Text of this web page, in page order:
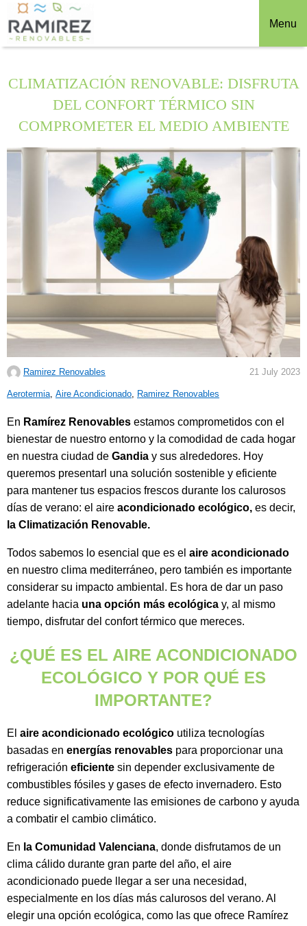
Menu
CLIMATIZACIÓN RENOVABLE: DISFRUTA
DEL CONFORT TÉRMICO SIN
COMPROMETER EL MEDIO AMBIENTE
Ramirez Renovables 21 July 2023
C
t
e
g
o
r
i
e
s
Aerotermia Aire Acondicionado Ramirez Renovables
En Ramírez Renovables estamos comprometidos con el
bienestar de nuestro entorno y la comodidad de cada hogar
en nuestra ciudad de Gandia y sus alrededores. Hoy
queremos presentarl una solución sostenible y eficiente
para mantener tus espacios frescos durante los calurosos
días de verano: el aire acondicionado ecológico, es decir,
la Climatización Renovable.
Todos sabemos lo esencial que es el aire acondicionado
en nuestro clima mediterráneo, pero también es importante
considerar su impacto ambiental. Es hora de dar un paso
adelante hacia una opción más ecológica y, al mismo
tiempo, disfrutar del confort térmico que mereces.
¿QUÉ ES EL AIRE ACONDICIONADO
ECOLÓGICO Y POR QUÉ ES
IMPORTANTE?
El aire acondicionado ecológico utiliza tecnologías
basadas en energías renovables para proporcionar una
refrigeración eficiente sin depender exclusivamente de
combustibles fósiles y gases de efecto invernadero. Esto
reduce significativamente las emisiones de carbono y ayuda
a combatir el cambio climático.
En la Comunidad Valenciana, donde disfrutamos de un
clima cálido durante gran parte del año, el aire
acondicionado puede llegar a ser una necesidad,
especialmente en los días más calurosos del verano. Al
elegir una opción ecológica, como las que ofrece Ramírez